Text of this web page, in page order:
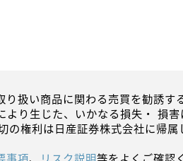
扱い商品に関わる売買を勧誘
り生じた、いかなる損失・ 損
権利は日産証券株式会社に帰属
事項、 リスク説明等をよくご確認